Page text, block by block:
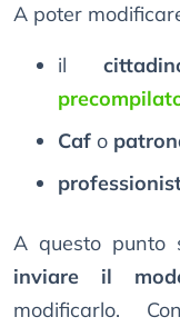
A poter
il
Caf o
A questo punto
inviare il
modificarlo.